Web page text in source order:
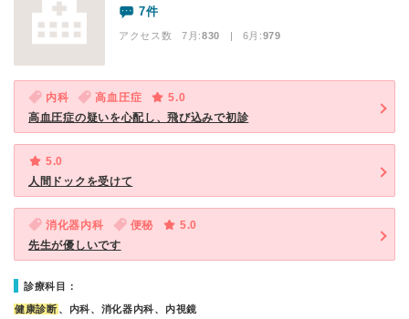
7件
アクセス数 7月:830 | 6月:979
内科 高血圧症
5.0
高血圧症の疑いを心配し、飛び込みで初診
5.0
人間ドックを受けて
消化器内科 便秘
5.0
先生が優しいです
診療科目：
健康診断 、内科、消化器内科、内視鏡